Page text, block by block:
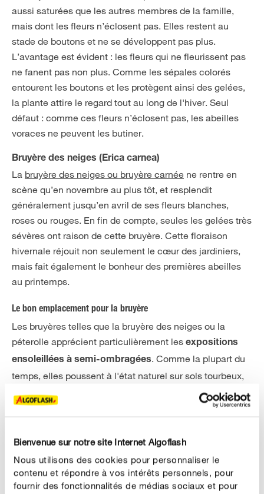
Bienvenue sur notre site Internet Algoflash
Nous utilisons des cookies pour personnaliser le
contenu et répondre à vos intérêts personnels, pour
fournir des fonctionnalités de médias sociaux et pour
aussi saturées que les autres membres de la famille,
mais dont les fleurs n’éclosent pas. Elles restent au
stade de boutons et ne se développent pas plus.
L’avantage est évident : les fleurs qui ne fleurissent pas
ne fanent pas non plus. Comme les sépales colorés
entourent les boutons et les protègent ainsi des gelées,
la plante attire le regard tout au long de l'hiver. Seul
défaut : comme ces fleurs n’éclosent pas, les abeilles
voraces ne peuvent les butiner.
Bruyère des neiges (Erica carnea)
La bruyère des neiges ou bruyère carnée ne rentre en
scène qu’en novembre au plus tôt, et resplendit
généralement jusqu’en avril de ses fleurs blanches,
roses ou rouges. En fin de compte, seules les gelées très
sévères ont raison de cette bruyère. Cette floraison
hivernale réjouit non seulement le cœur des jardiniers,
mais fait également le bonheur des premières abeilles
au printemps.
Le bon emplacement pour la bruyère
Les bruyères telles que la bruyère des neiges ou la
péterolle apprécient particulièrement les expositions
ensoleillées à semi-ombragées. Comme la plupart du
temps, elles poussent à l'état naturel sur sols tourbeux,
terre légèrement acide et
pour prospérer. Il est préférable de reproduire
laterre de bruyère Algoflash. Celui-ci pourra être encore
un peu ameubli avec du sable. Si vous souhaitez cultiver
la bruyère comme une annuelle à l’automne ou en hiver,
unterreau universelsuffit, car la plante a déjà ralenti sa